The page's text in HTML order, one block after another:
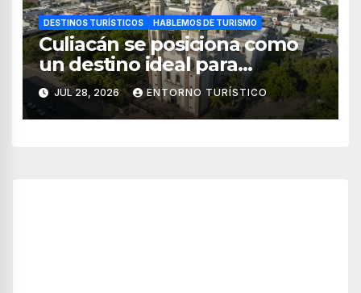
DESTINOS TURÍSTICOS HABLEMOS DE TURISMO
Culiacán se posiciona como
un destino ideal para
combinar negocios y turismo
JUL 28, 2026 ENTORNO TURÍSTICO